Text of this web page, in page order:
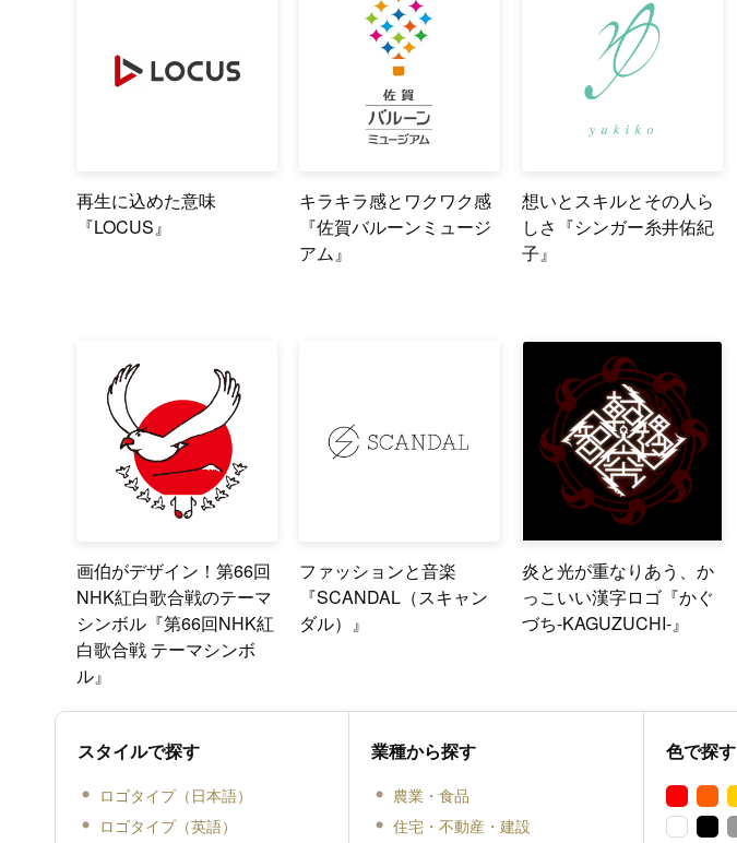
再生に込めた意味
『LOCUS』
キラキラ感とワクワク感
『佐賀バルーンミュージ
アム』
想いとスキルとその人ら
しさ『シンガー糸井佑紀
子』
画伯がデザイン！第66回
NHK紅白歌合戦のテーマ
シンボル『第66回NHK紅
白歌合戦 テーマシンボ
ル』
ファッションと音楽
『SCANDAL（スキャン
ダル）』
炎と光が重なりあう、か
っこいい漢字ロゴ『かぐ
づち-KAGUZUCHI-』
スタイルで探す
ロゴタイプ（日本語）
ロゴタイプ（英語）
業種から探す
農業・食品
住宅・不動産・建設
色で探す